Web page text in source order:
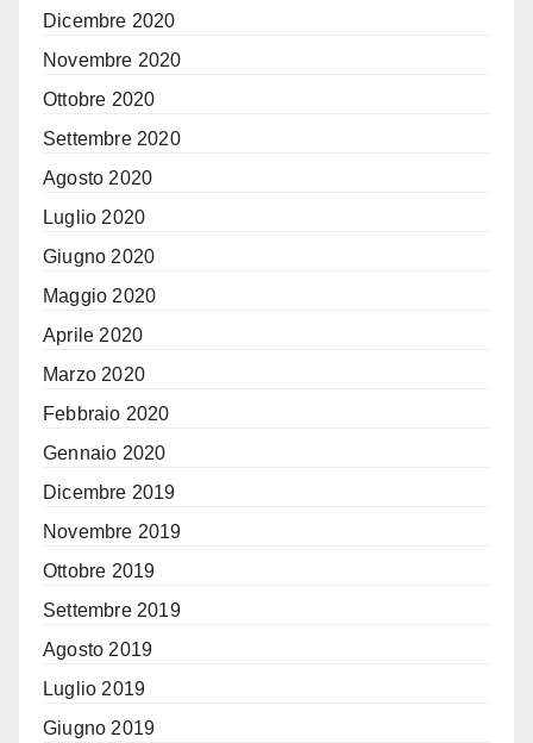
Dicembre 2020
Novembre 2020
Ottobre 2020
Settembre 2020
Agosto 2020
Luglio 2020
Giugno 2020
Maggio 2020
Aprile 2020
Marzo 2020
Febbraio 2020
Gennaio 2020
Dicembre 2019
Novembre 2019
Ottobre 2019
Settembre 2019
Agosto 2019
Luglio 2019
Giugno 2019